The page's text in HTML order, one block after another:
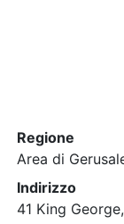
Regione
Area di
Indirizzo
41 King